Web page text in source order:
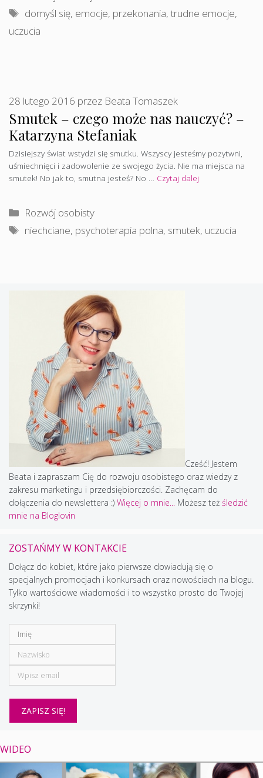
Tagi
domyśl się, emocje, przekonania,trudne emocje,
uczucia
Smutek – czego może nas nauczyć? –
Katarzyna Stefaniak
28 lutego 2016 przez Beata Tomaszek
Dzisiejszy świat wstydzi się smutku. Wszyscy jesteśmy pozytwni,
uśmiechnięci i zadowolenie ze swojego życia. Nie ma miejsca na
smutek! No jak to, smutna jesteś? No … Czytaj dalej
Kategorie
Rozwój osobisty
Tagi
niechciane, psychoterapia polna, smutek, uczucia
Cześć! Jestem
Beata i zapraszam Cię do rozwoju osobistego oraz wiedzy z
zakresu marketingu i przedsiębiorczości. Zachęcam do
dołączenia do newslettera :) Więcej o mnie... Możesz też śledzić
mnie na Bloglovin
ZOSTAŃMY W KONTAKCIE
Dołącz do kobiet, które jako pierwsze dowiadują się o
specjalnych promocjach i konkursach oraz nowościach na blogu.
Tylko wartościowe wiadomości i to wszystko prosto do Twojej
skrzynki!
WIDEO